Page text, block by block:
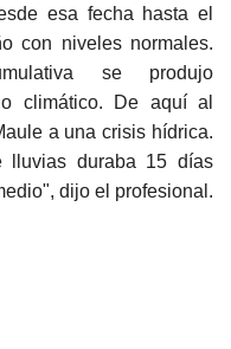
esa fecha hasta el
con niveles normales.
se produjo
climático. De aquí al
a una crisis hídrica.
lluvias duraba 15 días
dijo el profesional.